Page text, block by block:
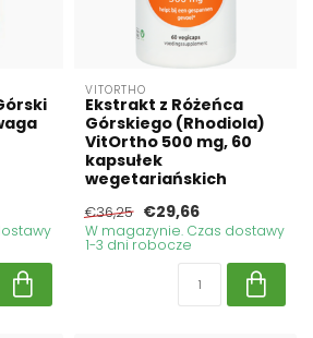
VITORTHO
Ekstrakt z Różeńca
Górskiego (Rhodiola)
VitOrtho 500 mg, 60
kapsułek
wegetariańskich
€36,25 €29,66
W magazynie. Czas dostawy
1-3 dni robocze